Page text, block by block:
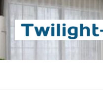
Beste Content-